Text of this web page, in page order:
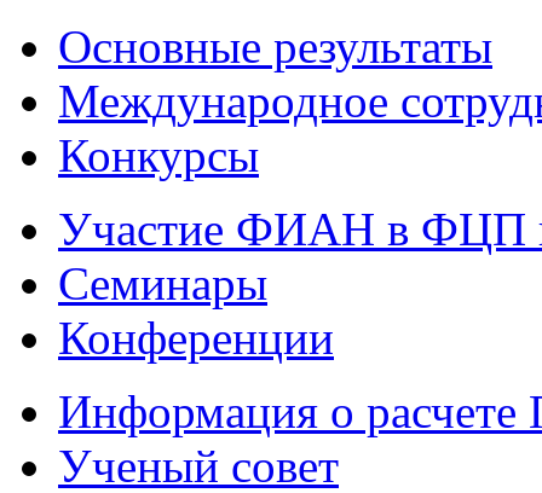
Основные результаты
Международное
Конкурсы
Участие ФИАН в ФЦП
Семинары
Конференции
Информация о
Ученый совет